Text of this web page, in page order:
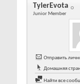
TylerEvota
Junior Member
Отправить
Домашняя
Найти все